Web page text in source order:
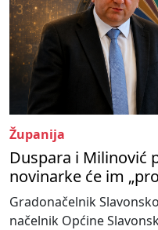
Županija
Duspara i Milinović
novinarke će im
Gradonačelnik
načelnik Općine